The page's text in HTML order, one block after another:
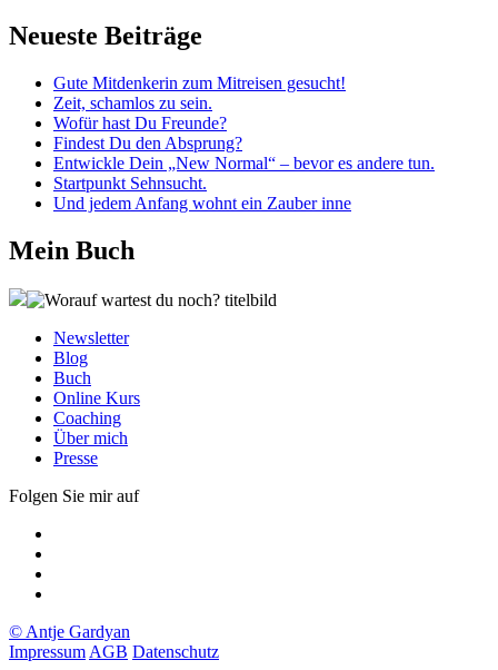
Neueste Beiträge
Gute Mitdenkerin zum Mitreisen gesucht!
Zeit, schamlos zu sein.
Wofür hast Du Freunde?
Findest Du den Absprung?
Entwickle Dein „New Normal“ – bevor es andere tun.
Startpunkt Sehnsucht.
Und jedem Anfang wohnt ein Zauber inne
Mein Buch
Newsletter
Blog
Buch
Online Kurs
Coaching
Über mich
Presse
Folgen Sie mir auf
© Antje Gardyan
Impressum AGB Datenschutz